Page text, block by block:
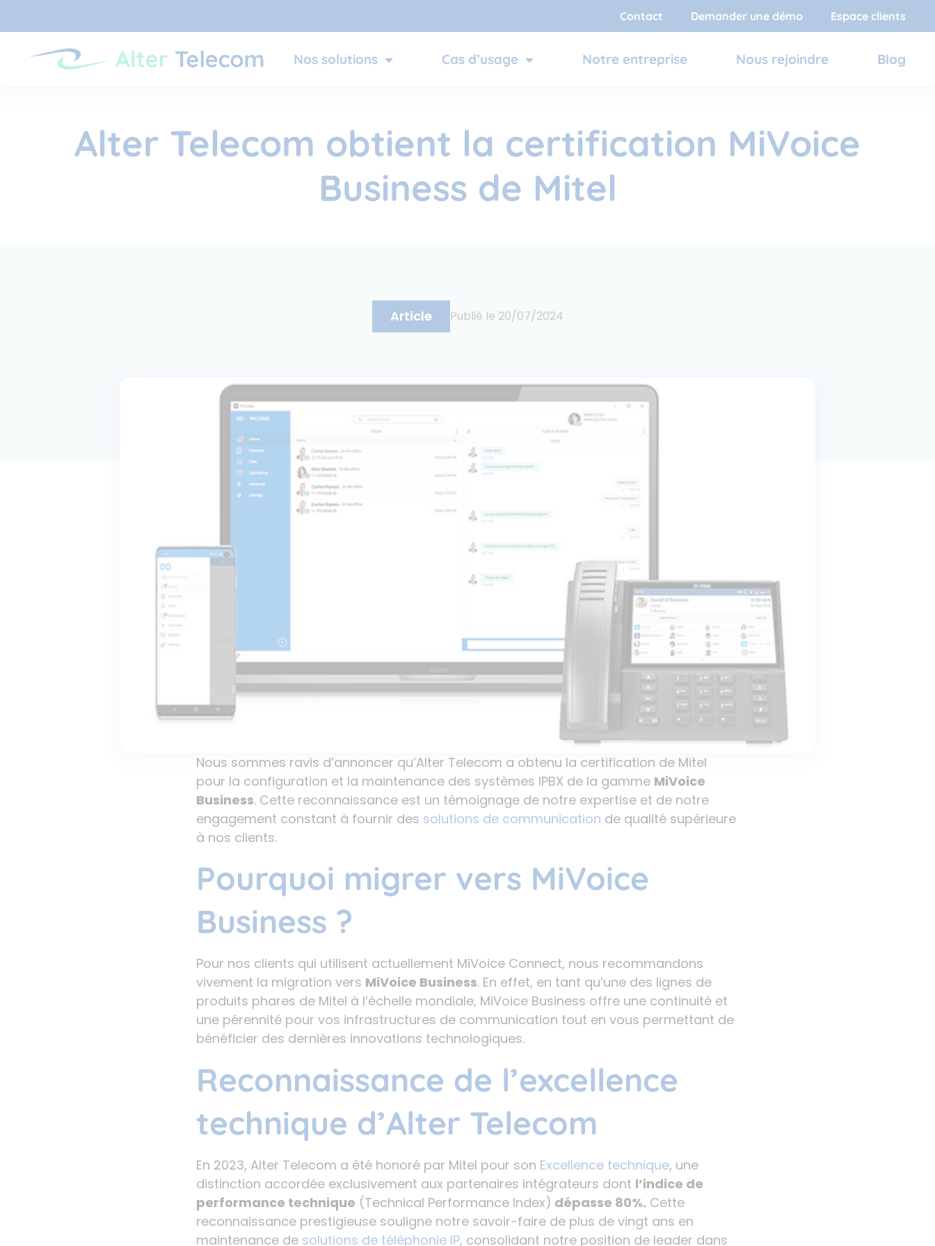
Contact Demander une démo Espace clients
Nos solutions Cas d’usage Notre entreprise Nous rejoindre Blog
Alter Telecom obtient la certification MiVoice
Business de Mitel
Article Publié le 20/07/2024
Nous sommes ravis d’annoncer qu’Alter Telecom a obtenu la certification de Mitel
pour la configuration et la maintenance des systèmes IPBX de la gamme MiVoice
Business. Cette reconnaissance est un témoignage de notre expertise et de notre
engagement constant à fournir des solutions de communication de qualité supérieure
à nos clients.
Pourquoi migrer vers MiVoice
Business ?
Pour nos clients qui utilisent actuellement MiVoice Connect, nous recommandons
vivement la migration vers MiVoice Business. En effet, en tant qu’une des lignes de
produits phares de Mitel à l’échelle mondiale, MiVoice Business offre une continuité et
une pérennité pour vos infrastructures de communication tout en vous permettant de
bénéficier des dernières innovations technologiques.
Reconnaissance de l’excellence
technique d’Alter Telecom
En 2023, Alter Telecom a été honoré par Mitel pour son Excellence technique, une
distinction accordée exclusivement aux partenaires intégrateurs dont l’indice de
performance technique (Technical Performance Index) dépasse 80%. Cette
reconnaissance prestigieuse souligne notre savoir-faire de plus de vingt ans en
maintenance de solutions de téléphonie IP, consolidant notre position de leader dans